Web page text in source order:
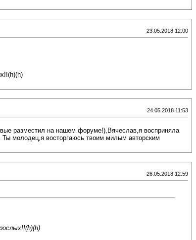
23.05.2018 12:00
24.05.2018 11:53
разместил на нашем форуме!),Вячеслав,я восприняла
молодец,я восторгаюсь твоим милым авторским
26.05.2018 12:59